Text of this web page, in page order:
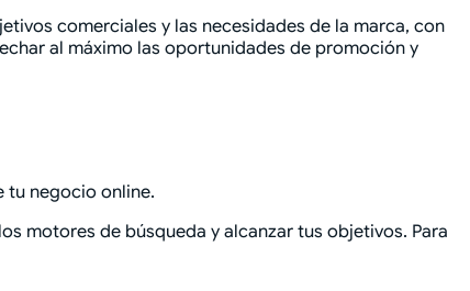
comerciales y las necesidades de la marca, con
al máximo las oportunidades de promoción y
tu negocio online.
motores de búsqueda y alcanzar tus objetivos. Para